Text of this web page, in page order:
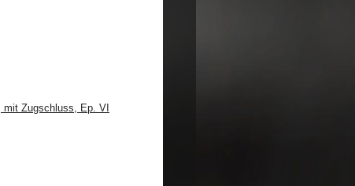
mit Zugschluss, Ep. VI